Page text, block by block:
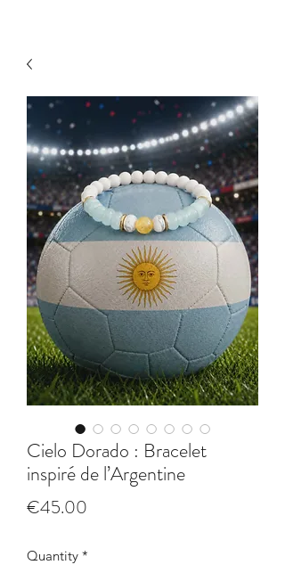
Cielo Dorado : Bracelet
inspiré de l’Argentine
€45.00
Quantity *